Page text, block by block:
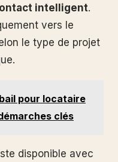
intelligent.
vers le
le type de projet
pour locataire
clés
disponible avec